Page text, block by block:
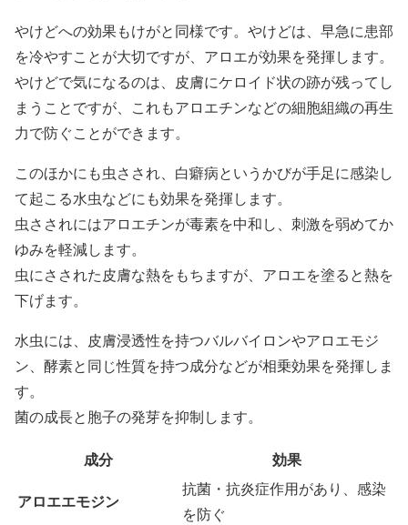
やけどへの効果もけがと同様です。やけどは、早急に患部
を冷やすことが大切ですが、アロエが効果を発揮します。
やけどで気になるのは、皮膚にケロイド状の跡が残ってし
まうことですが、これもアロエチンなどの細胞組織の再生
力で防ぐことができます。
このほかにも虫さされ、白癖病というかびが手足に感染し
て起こる水虫などにも効果を発揮します。
虫さされにはアロエチンが毒素を中和し、刺激を弱めてか
ゆみを軽減します。
虫にさされた皮膚な熱をもちますが、アロエを塗ると熱を
下げます。
水虫には、皮膚浸透性を持つバルバイロンやアロエモジ
ン、酵素と同じ性質を持つ成分などが相乗効果を発揮しま
す。
菌の成長と胞子の発芽を抑制します。
成分
効果
アロエエモジン
抗菌・抗炎症作用があり、感染
を防ぐ